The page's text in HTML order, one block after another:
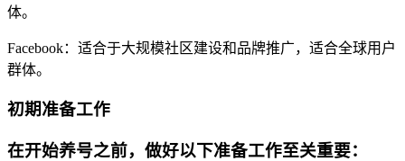
体。
Facebook：适合于大规模社区建设和品牌推广，适合全球用户
群体。
初期准备工作
在开始养号之前，做好以下准备工作至关重要：